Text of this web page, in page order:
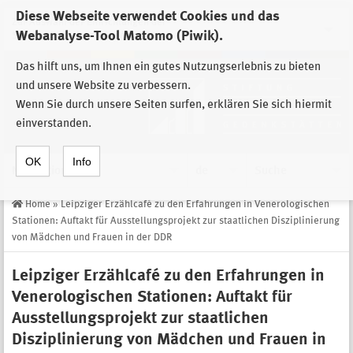
Diese Webseite verwendet Cookies und das
Webanalyse-Tool Matomo (Piwik).
Das hilft uns, um Ihnen ein gutes Nutzungserlebnis zu bieten
und unsere Website zu verbessern.
Wenn Sie durch unsere Seiten surfen, erklären Sie sich hiermit
einverstanden.
OK Info
Zur Auswahl der Einrichtungen der
Stiftung Sächsische Gedenkstätten
Home » Leipziger Erzählcafé zu den Erfahrungen in Venerologischen
Stationen: Auftakt für Ausstellungsprojekt zur staatlichen Disziplinierung
von Mädchen und Frauen in der DDR
Leipziger Erzählcafé zu den Erfahrungen in
Venerologischen Stationen: Auftakt für
Ausstellungsprojekt zur staatlichen
Disziplinierung von Mädchen und Frauen in